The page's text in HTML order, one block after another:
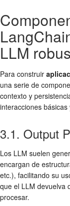
LLM
Para construir
una serie de
contexto y
interacciones
3.1. Output
Los LLM suelen
encargan de
etc.), facilitando su
que el LLM devuelva
procesar.